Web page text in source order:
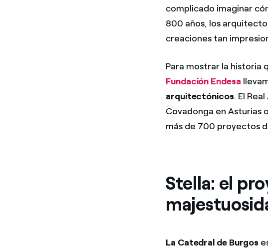
complicado imaginar
800 años, los
creaciones tan
Para mostrar la historia
Fundación Endesa
arquitectónicos. El
Covadonga en Asturias
más de 700 proyectos
Stella: el
La Catedral de Burgos